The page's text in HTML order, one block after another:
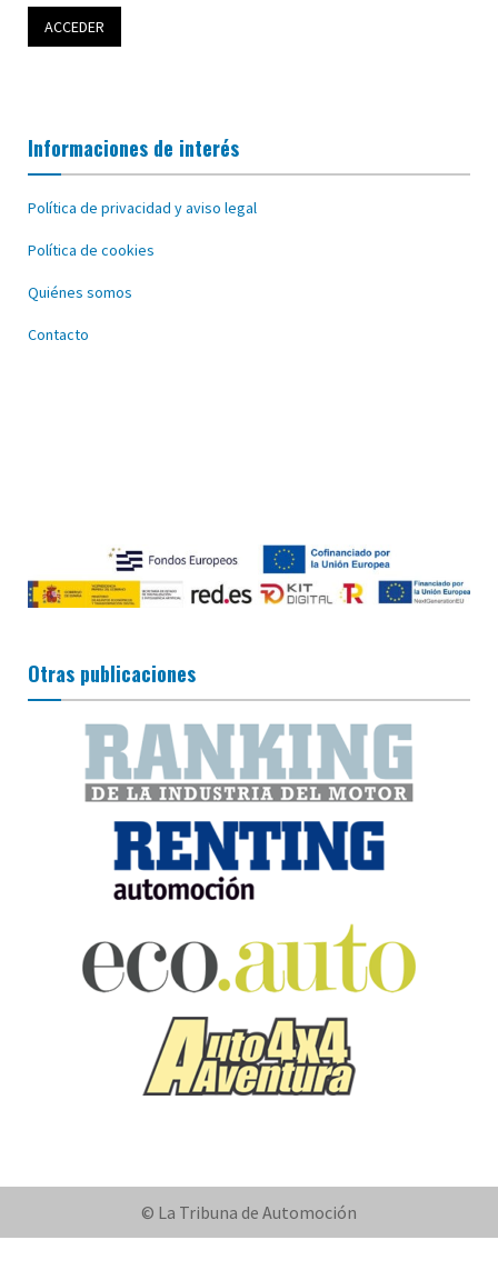
Informaciones de interés
Política de privacidad y aviso legal
Política de cookies
Quiénes somos
Contacto
Otras publicaciones
© La Tribuna de Automoción